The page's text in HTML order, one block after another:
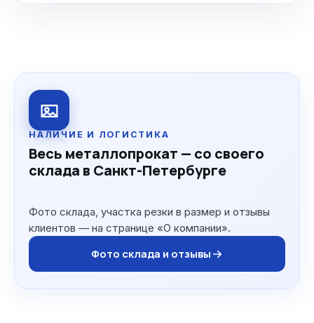
НАЛИЧИЕ И ЛОГИСТИКА
Весь металлопрокат — со своего
склада в Санкт-Петербурге
Фото склада, участка резки в размер и отзывы
клиентов — на странице «О компании».
Фото склада и отзывы